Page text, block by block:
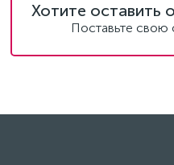
Хотите оставить
Поставьте свою